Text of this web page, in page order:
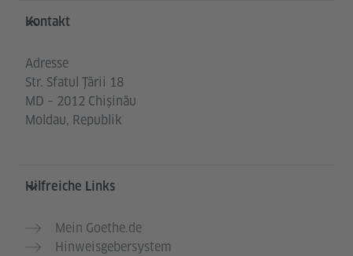
Service- und Informationsbereich
Kontakt
Adresse
Str. Sfatul Ţării 18
MD – 2012 Chişinău
Moldau, Republik
Hilfreiche Links
Mein Goethe.de
Hinweisgebersystem